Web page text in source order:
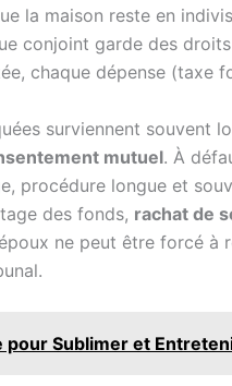
la maison reste en
conjoint garde des
chaque dépense (taxe
surviennent souvent
mutuel. À
procédure longue et
des fonds, rachat de
époux ne peut être forcé
pour Sublimer et